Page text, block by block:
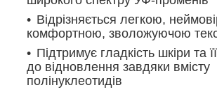
Відрізняється легкою,
комфортною, зволожуючою
Підтримує гладкість шкіри та
до відновлення завдяки вмісту
полінуклеотидів